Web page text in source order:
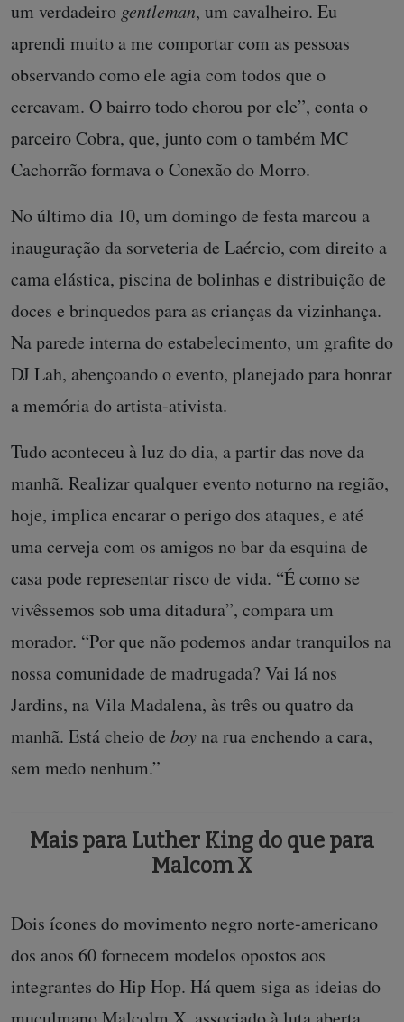
um verdadeiro gentleman, um cavalheiro. Eu
aprendi muito a me comportar com as pessoas
observando como ele agia com todos que o
cercavam. O bairro todo chorou por ele”, conta o
parceiro Cobra, que, junto com o também MC
Cachorrão formava o Conexão do Morro.
No último dia 10, um domingo de festa marcou a
inauguração da sorveteria de Laércio, com direito a
cama elástica, piscina de bolinhas e distribuição de
doces e brinquedos para as crianças da vizinhança.
Na parede interna do estabelecimento, um grafite do
DJ Lah, abençoando o evento, planejado para honrar
a memória do artista-ativista.
Tudo aconteceu à luz do dia, a partir das nove da
manhã. Realizar qualquer evento noturno na região,
hoje, implica encarar o perigo dos ataques, e até
uma cerveja com os amigos no bar da esquina de
casa pode representar risco de vida. “É como se
vivêssemos sob uma ditadura”, compara um
morador. “Por que não podemos andar tranquilos na
nossa comunidade de madrugada? Vai lá nos
Jardins, na Vila Madalena, às três ou quatro da
manhã. Está cheio de boyna rua enchendo a cara,
sem medo nenhum.”
Mais para Luther King do que para
Malcom X
Dois ícones do movimento negro norte-americano
dos anos 60 fornecem modelos opostos aos
integrantes do Hip Hop. Há quem siga as ideias do